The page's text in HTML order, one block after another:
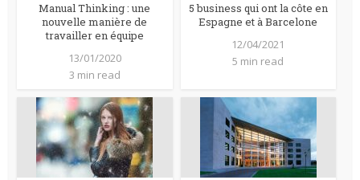
Manual Thinking : une
nouvelle manière de
travailler en équipe
13/01/2020
3 min read
5 business qui ont la côte en
Espagne et à Barcelone
12/04/2021
5 min read